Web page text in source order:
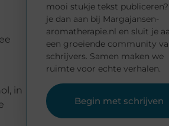
in
mooi stukje tekst
je dan aan bij Margajansen-
aromatherapie.nl en sluit je
een groeiende community
schrijvers. Samen maken we
ruimte voor echte verhalen.
Begin met schrijven